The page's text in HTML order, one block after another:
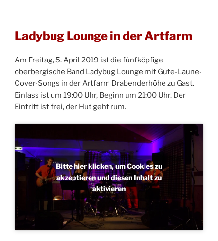
Ladybug Lounge in der Artfarm
Am Freitag, 5. April 2019 ist die fünfköpfige
oberbergische Band Ladybug Lounge mit Gute-Laune-
Cover-Songs in der Artfarm Drabenderhöhe zu Gast.
Einlass ist um 19:00 Uhr, Beginn um 21:00 Uhr. Der
Eintritt ist frei, der Hut geht rum.
Bitte hier klicken, um Cookies zu
akzeptieren und diesen Inhalt zu
aktivieren